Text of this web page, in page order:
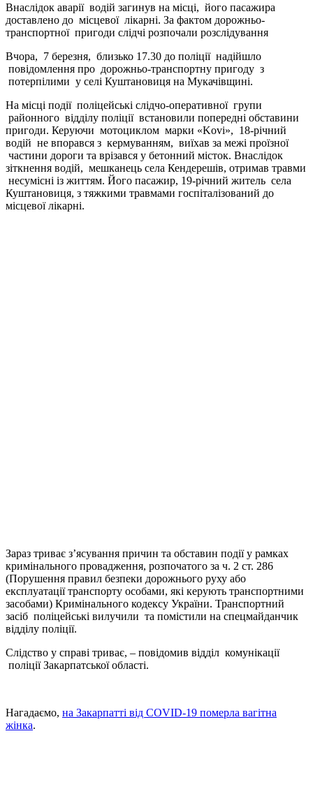
Внаслідок аварії водій загинув на місці, його пасажира
доставлено до місцевої лікарні. За фактом дорожньо-
транспортної пригоди слідчі розпочали розслідування
Вчора, 7 березня, близько 17.30 до поліції надійшло
повідомлення про дорожньо-транспортну пригоду з
потерпілими у селі Куштановиця на Мукачівщині.
На місці події поліцейські слідчо-оперативної групи
районного відділу поліції встановили попередні обставини
пригоди. Керуючи мотоциклом марки «Kovi», 18-річний
водій не впорався з кермуванням, виїхав за межі проїзної
частини дороги та врізався у бетонний місток. Внаслідок
зіткнення водій, мешканець села Кендерешів, отримав травми
несумісні із життям. Його пасажир, 19-річний житель села
Куштановиця, з тяжкими травмами госпіталізований до
місцевої лікарні.
Зараз триває з’ясування причин та обставин події у рамках
кримінального провадження, розпочатого за ч. 2 ст. 286
(Порушення правил безпеки дорожнього руху або
експлуатації транспорту особами, які керують транспортними
засобами) Кримінального кодексу України. Транспортний
засіб поліцейські вилучили та помістили на спецмайданчик
відділу поліції.
Слідство у справі триває, – повідомив відділ комунікації
поліції Закарпатської області.
Нагадаємо, на Закарпатті від COVID-19 померла вагітна
жінка.